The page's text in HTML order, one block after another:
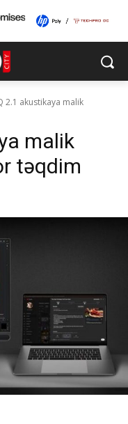
2.1 akustikaya malik
malik
təqdim